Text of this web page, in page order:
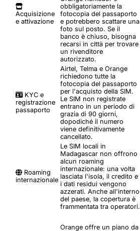
Acquisizione
e attivazione
obbligatoriamente la
fotocopia del passaporto
e potrebbero scattare una
foto sul posto. Se il
banco è chiuso, bisogna
recarsi in città per trovare
un rivenditore
autorizzato.
KYC e
registrazione
passaporto
Airtel, Telma e Orange
richiedono tutte la
fotocopia del passaporto
per l'acquisto della SIM.
Le SIM non registrate
entrano in un periodo di
grazia di 90 giorni,
dopodiché il numero
viene definitivamente
cancellato.
Roaming
internazionale
Le SIM locali in
Madagascar non offrono
alcun roaming
internazionale: una volta
lasciata l'isola, il credito e
i dati residui vengono
azzerati. Anche all'interno
del paese, la copertura è
frammentata tra operatori.
Orange offre un piano da